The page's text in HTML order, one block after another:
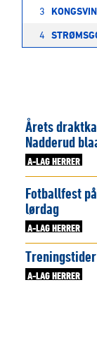
3
4
Årets
Nadderud
A-LAG HERRER
Fotballfest
lørdag
A-LAG HERRER
A-LAG HERRER